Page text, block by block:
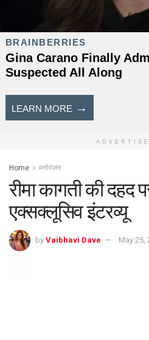
Home मनोरंजन
रीमा कागती की दहद
एक्सक्लूसिव इंटरव्यू
by Vaibhavi Dave May 25,